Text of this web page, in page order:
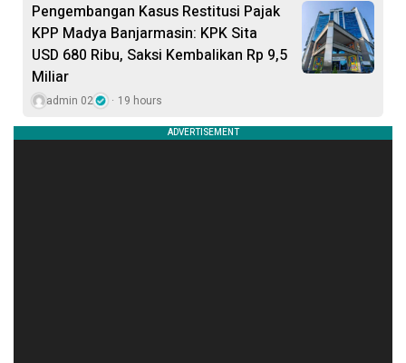
Pengembangan Kasus Restitusi Pajak
KPP Madya Banjarmasin: KPK Sita
USD 680 Ribu, Saksi Kembalikan Rp 9,5
Miliar
admin 02 19 hours